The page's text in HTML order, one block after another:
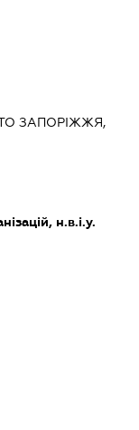
ЗАПОРІЖЖЯ,
н.в.і.у.